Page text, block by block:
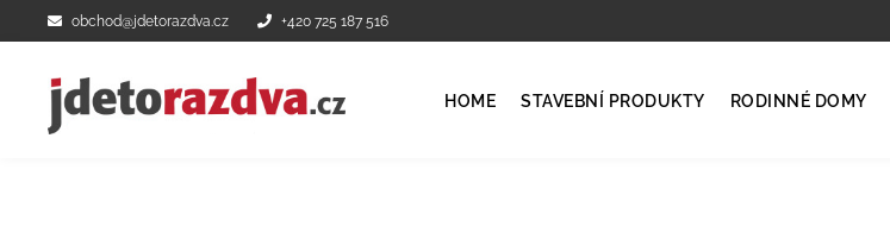
obchod@jdetorazdva.cz +420 725 187 516
HOME STAVEBNÍ PRODUKTY RODINNÉ DOMY